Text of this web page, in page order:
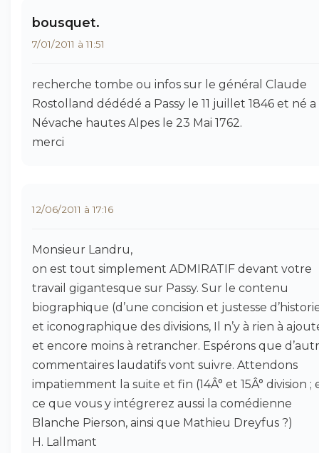
bousquet.
7/01/2011 à 11:51
recherche tombe ou infos sur le général Claude
Rostolland dédédé a Passy le 11 juillet 1846 et né a
Névache hautes Alpes le 23 Mai 1762.
merci
12/06/2011 à 17:16
Monsieur Landru,
on est tout simplement ADMIRATIF devant votre
travail gigantesque sur Passy. Sur le contenu
biographique (d’une concision et justesse
et iconographique des divisions, Il n’y à rien à
et encore moins à retrancher. Espérons que
commentaires laudatifs vont suivre. Attendons
impatiemment la suite et fin (14Â° et 15Â° division ;
ce que vous y intégrerez aussi la comédienne
Blanche Pierson, ainsi que Mathieu Dreyfus ?)
H. Lallmant